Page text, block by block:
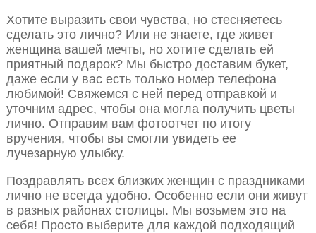
Хотите выразить свои чувства, но стесняетесь
сделать это лично? Или не знаете, где живет
женщина вашей мечты, но хотите сделать ей
приятный подарок? Мы быстро доставим букет,
даже если у вас есть только номер телефона
любимой! Свяжемся с ней перед отправкой и
уточним адрес, чтобы она могла получить цветы
лично. Отправим вам фотоотчет по итогу
вручения, чтобы вы смогли увидеть ее
лучезарную улыбку.
Поздравлять всех близких женщин с праздниками
лично не всегда удобно. Особенно если они живут
в разных районах столицы. Мы возьмем это на
себя! Просто выберите для каждой подходящий